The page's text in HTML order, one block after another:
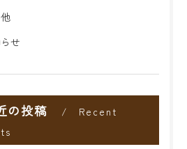
せ
の投稿
Recent